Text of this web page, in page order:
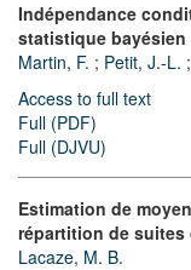
Indépendance
statistique bayésien
Martin, F. ; Petit, J.-L. ;
Access to full text
Full (PDF)
Full (DJVU)
Estimation de
répartition de
Lacaze, M. B.